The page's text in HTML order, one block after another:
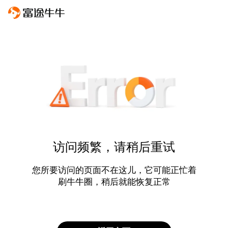
访问频繁，请稍后重试
您所要访问的页面不在这儿，它可能正忙着
刷牛牛圈，稍后就能恢复正常